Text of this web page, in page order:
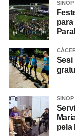
A Secretaria
compreensão da
atualização do
SINOP
Sesi
SINOP
pela